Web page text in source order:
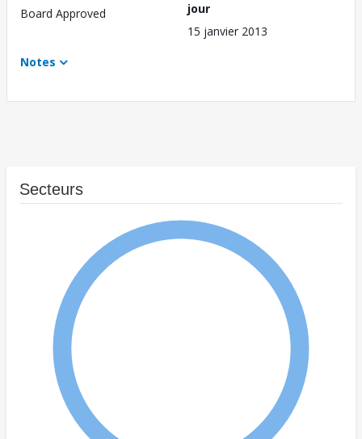
Board Approved
jour
15 janvier 2013
Notes
Secteurs